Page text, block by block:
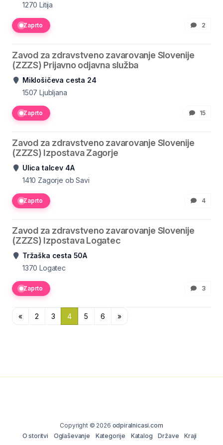
1270 Litija
Zaprto 2
Zavod za zdravstveno zavarovanje Slovenije
(ZZZS) Prijavno odjavna služba
Miklošičeva cesta 24
1507 Ljubljana
Zaprto 15
Zavod za zdravstveno zavarovanje Slovenije
(ZZZS) Izpostava Zagorje
Ulica talcev 4A
1410 Zagorje ob Savi
Zaprto 4
Zavod za zdravstveno zavarovanje Slovenije
(ZZZS) Izpostava Logatec
Tržaška cesta 50A
1370 Logatec
Zaprto 3
« 2 3 4 5 6 »
Copyright © 2026 odpiralnicasi.com
O storitvi
Oglaševanje Kategorije Katalog Države
Kraji